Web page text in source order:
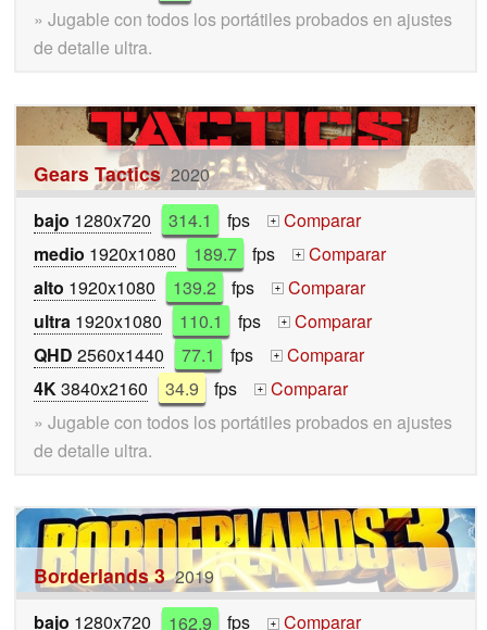
» Jugable con todos los portátiles probados en ajustes
de detalle ultra.
Gears Tactics 2020
bajo 1280x720 314.1 fps +
Comparar
medio 1920x1080 189.7 fps +
Comparar
alto 1920x1080 139.2 fps +
Comparar
ultra 1920x1080 110.1 fps +
Comparar
QHD 2560x1440 77.1 fps +
Comparar
4K3840x2160 34.9 fps +
Comparar
» Jugable con todos los portátiles probados en ajustes
de detalle ultra.
Borderlands 3 2019
bajo 1280x720 162.9 fps +
Comparar